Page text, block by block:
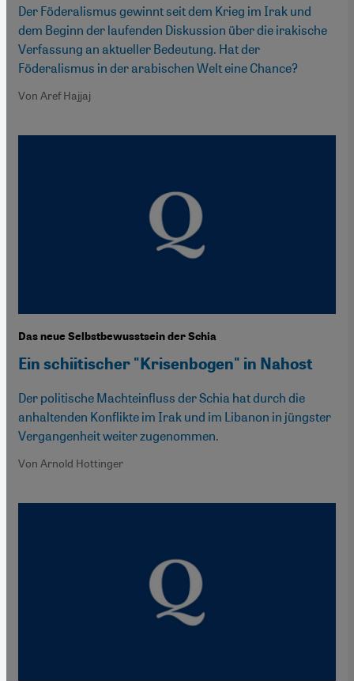
Der Föderalismus gewinnt seit dem Krieg im Irak und
dem Beginn der laufenden Diskussion über die irakische
Verfassung an aktueller Bedeutung. Hat der
Föderalismus in der arabischen Welt eine Chance?
Von Aref Hajjaj
Das neue Selbstbewusstsein der Schia
Ein schiitischer "Krisenbogen" in Nahost
Der politische Machteinfluss der Schia hat durch die
anhaltenden Konflikte im Irak und im Libanon in jüngster
Vergangenheit weiter zugenommen.
Von Arnold Hottinger